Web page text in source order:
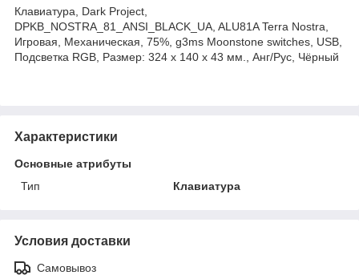
Клавиатура, Dark Project,
DPKB_NOSTRA_81_ANSI_BLACK_UA, ALU81A Terra Nostra,
Игровая, Механическая, 75%, g3ms Moonstone switches, USB,
Подсветка RGB, Размер: 324 x 140 x 43 мм., Анг/Рус, Чёрный
Характеристики
Основные атрибуты
Тип
Клавиатура
Условия доставки
Самовывоз